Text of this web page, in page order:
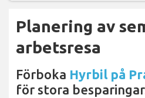
Planering av
arbetsresa
Förboka Hyrbil på
för stora